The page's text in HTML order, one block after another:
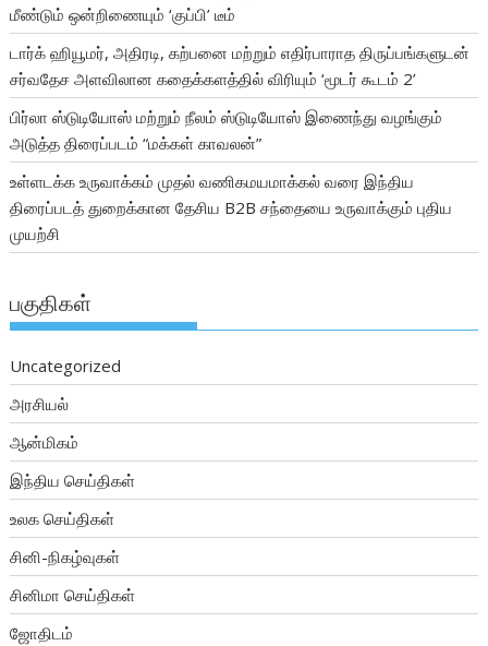
மீண்டும் ஒன்றிணையும் ‘குப்பி’ டீம்
டார்க் ஹியூமர், அதிரடி, கற்பனை மற்றும் எதிர்பாராத திருப்பங்களுடன்
சர்வதேச அளவிலான கதைக்களத்தில் விரியும் ‘மூடர் கூடம் 2’
பிர்லா ஸ்டுடியோஸ் மற்றும் நீலம் ஸ்டுடியோஸ் இணைந்து வழங்கும்
அடுத்த திரைப்படம் “மக்கள் காவலன்”
உள்ளடக்க உருவாக்கம் முதல் வணிகமயமாக்கல் வரை இந்திய
திரைப்படத் துறைக்கான தேசிய B2B சந்தையை உருவாக்கும் புதிய
முயற்சி
பகுதிகள்
Uncategorized
அரசியல்
ஆன்மிகம்
இந்திய செய்திகள்
உலக செய்திகள்
சினி-நிகழ்வுகள்
சினிமா செய்திகள்
ஜோதிடம்